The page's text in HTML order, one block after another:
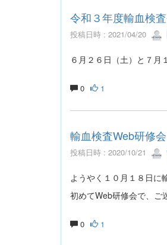
令和３年度輸血検
投稿日時 : 2021/04/20
６月２６日（土）と７月
0 1
輸血検査Web研修会
投稿日時 : 2020/10/21
ようやく１０月１８日に
初めてWeb研修会で、ご
0 1